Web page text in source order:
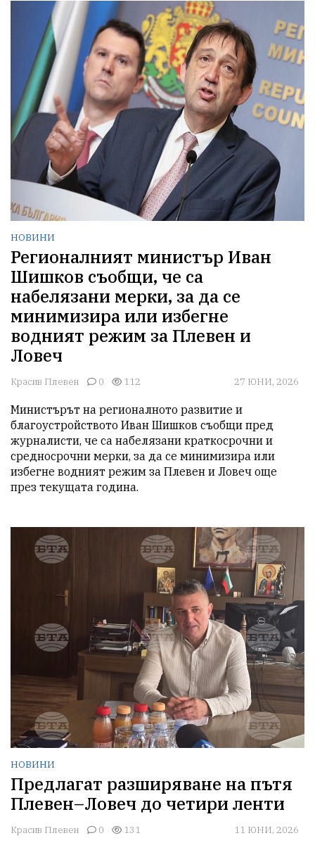
НОВИНИ
Регионалният министър Иван
Шишков съобщи, че са
набелязани мерки, за да се
минимизира или избегне
водният режим за Плевен и
Ловеч
Красив Плевен 0 112 27 ЮНИ, 2026
Министърът на регионалното развитие и
благоустройството Иван Шишков съобщи пред
журналисти, че са набелязани краткосрочни и
средносрочни мерки, за да се минимизира или
избегне водният режим за Плевен и Ловеч още
през текущата година.
НОВИНИ
Предлагат разширяване на пътя
Плевен–Ловеч до четири ленти
Красив Плевен 0 131 11 ЮНИ, 2026